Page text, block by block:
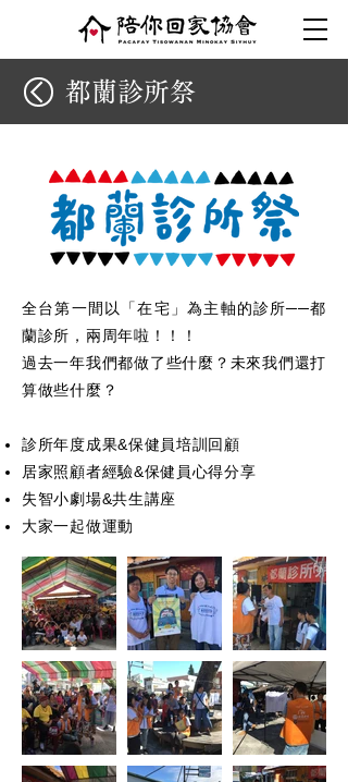
​都蘭診所祭
全台第一間以「在宅」為主軸的診所──都
蘭診所，兩周年啦！！！
過去一年我們都做了些什麼？未來我們還打
算做些什麼？
診所年度成果&保健員培訓回顧
居家照顧者經驗&保健員心得分享
失智小劇場&共生講座
大家一起做運動